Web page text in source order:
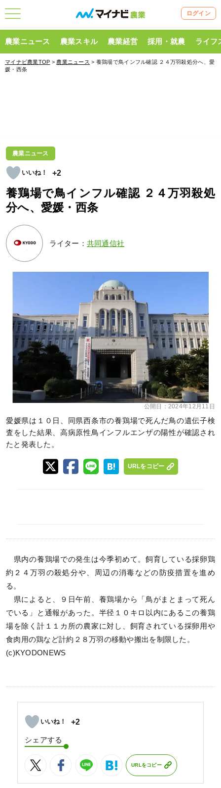
ログイン
農業ニュース 農業スキル 農業経営 採用・就農 ライフ
マイナビ農業TOP > 農業ニュース > 養鶏場で鳥インフル確認 ２４万羽殺処分へ、愛
媛・西条
農業ニュース
+2
養鶏場で鳥インフル確認 ２４万羽殺処
分へ、愛媛・西条
ライター： 共同通信社
公開日： 2024年12月11日
愛媛県は１０日、同県西条市の養鶏場で死んだ鳥の遺伝子検
査をした結果、高病原性鳥インフルエンザの陽性が確認され
たと発表した。
URLをコピー
県内の養鶏場での発生は今季初めて。飼育している採卵鶏
約２４万羽の殺処分や、周辺の消毒などの防疫措置を進め
る。
県によると、９日午前、養鶏場から「鳥がまとまって死ん
でいる」と通報があった。半径１０キロ以内にあるこの養鶏
場を除く計１１カ所の農家に対し、飼育されている採卵用や
食肉用の鶏など計約２８万羽の移動や搬出を制限した。
(c)KYODONEWS
+2
シェアする
URLをコピー